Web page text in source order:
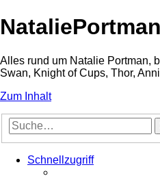
Alles rund um Natalie Portman,
Swan, Knight of Cups, Thor,
Zum Inhalt
Schnellzugriff